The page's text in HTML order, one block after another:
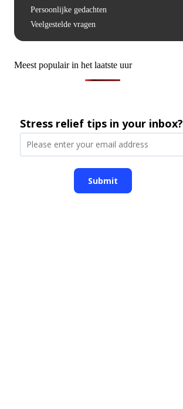
Persoonlijke gedachten
Veelgestelde vragen
Meest populair in het laatste uur
Stress relief tips in your inbox?
Submit